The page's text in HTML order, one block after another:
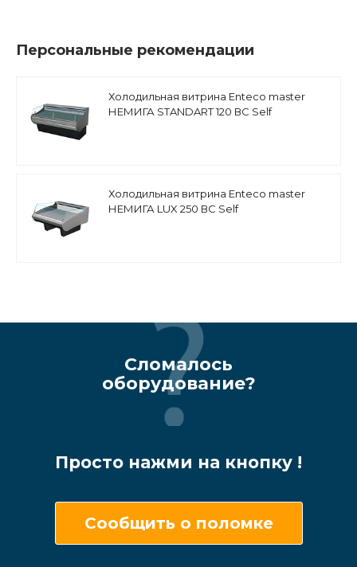
Персональные рекомендации
Холодильная витрина Enteco master
НЕМИГА STANDART 120 ВС Self
Холодильная витрина Enteco master
НЕМИГА LUX 250 ВС Self
Сломалось
оборудование?
Просто нажми на кнопку !
Сообщить о поломке